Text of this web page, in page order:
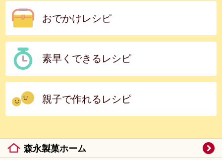
おでかけレシピ
素早くできるレシピ
親子で作れるレシピ
森永製菓ホーム